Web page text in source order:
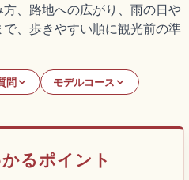
、路地への広がり、雨の日や
、歩きやすい順に観光前の準
問 モデルコース
るポイント